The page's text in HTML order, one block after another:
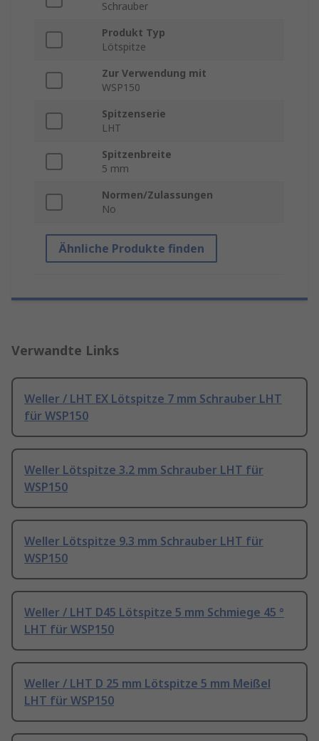
Schrauber
Produkt Typ
Lötspitze
Zur Verwendung mit
WSP150
Spitzenserie
LHT
Spitzenbreite
5 mm
Normen/Zulassungen
No
Ähnliche Produkte finden
Verwandte Links
Weller / LHT EX Lötspitze 7 mm Schrauber LHT
für WSP150
Weller Lötspitze 3.2 mm Schrauber LHT für
WSP150
Weller Lötspitze 9.3 mm Schrauber LHT für
WSP150
Weller / LHT D45 Lötspitze 5 mm Schmiege 45 °
LHT für WSP150
Weller / LHT D 25 mm Lötspitze 5 mm Meißel
LHT für WSP150